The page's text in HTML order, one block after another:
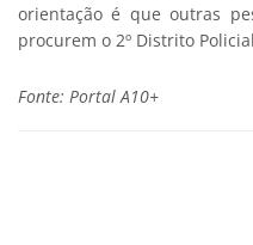
orientação é que outras
procurem o 2º Distrito
Fonte: Portal A10+